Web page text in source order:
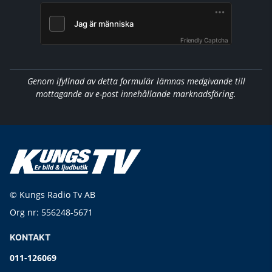
Friendly Captcha
Genom ifyllnad av detta formulär lämnas medgivande till
mottagande av e-post innehållande marknadsföring.
© Kungs Radio Tv AB
Org nr: 556248-5671
KONTAKT
011-126069